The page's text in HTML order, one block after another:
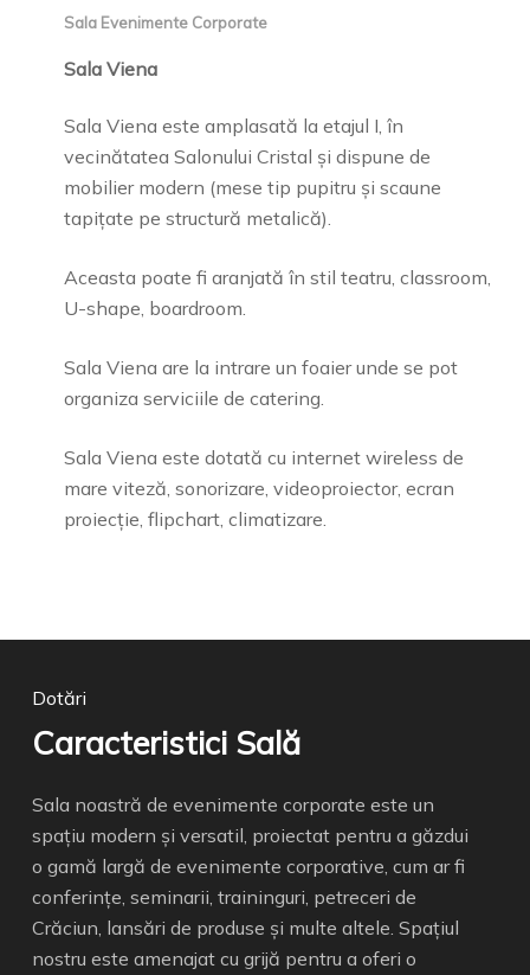
Sala Evenimente Corporate
Sala Viena
Sala Viena este amplasată la etajul I, în
vecinătatea Salonului Cristal și dispune de
mobilier modern (mese tip pupitru și scaune
tapițate pe structură metalică).
Aceasta poate fi aranjată în stil teatru, classroom,
U-shape, boardroom.
Sala Viena are la intrare un foaier unde se pot
organiza serviciile de catering.
Sala Viena este dotată cu internet wireless de
mare viteză, sonorizare, videoproiector, ecran
proiecție, flipchart, climatizare.
Dotări
Caracteristici Sală
Sala noastră de evenimente corporate este un
spațiu modern și versatil, proiectat pentru a găzdui
o gamă largă de evenimente corporative, cum ar fi
conferințe, seminarii, traininguri, petreceri de
Crăciun, lansări de produse și multe altele. Spațiul
nostru este amenajat cu grijă pentru a oferi o